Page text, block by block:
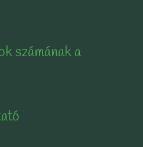
számának a